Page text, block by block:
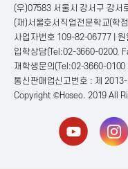
(우)07583 서울시 강서구 강서
(재)서울호서직업전문학교(학
사업자번호 109-82-06777 | 원
입학상담(Tel:02-3660-0200,
재학생문의(Tel:02-3660-0100
통신판매업신고번호 : 제
Copyright ©Hoseo. 2019 All